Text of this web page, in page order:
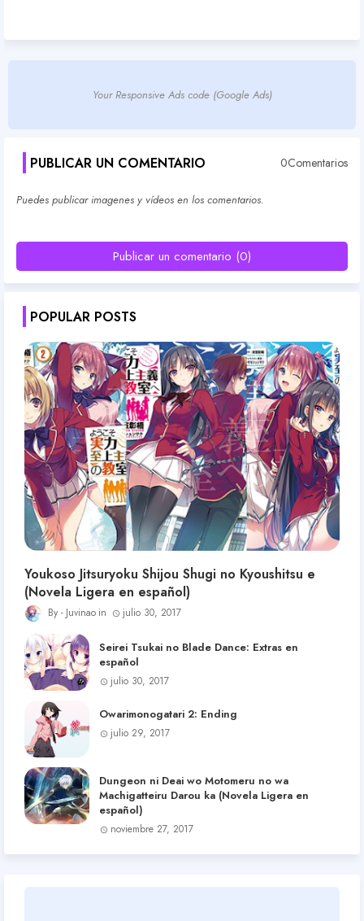
Your Responsive Ads code (Google Ads)
PUBLICAR UN COMENTARIO 0Comentarios
Puedes publicar imagenes y vídeos en los comentarios.
Publicar un comentario (0)
POPULAR POSTS
Youkoso Jitsuryoku Shijou Shugi no Kyoushitsu e
(Novela Ligera en español)
Juvinao julio 30, 2017
Seirei Tsukai no Blade Dance: Extras en
español
julio 30, 2017
Owarimonogatari 2: Ending
julio 29, 2017
Dungeon ni Deai wo Motomeru no wa
Machigatteiru Darou ka (Novela Ligera en
español)
noviembre 27, 2017